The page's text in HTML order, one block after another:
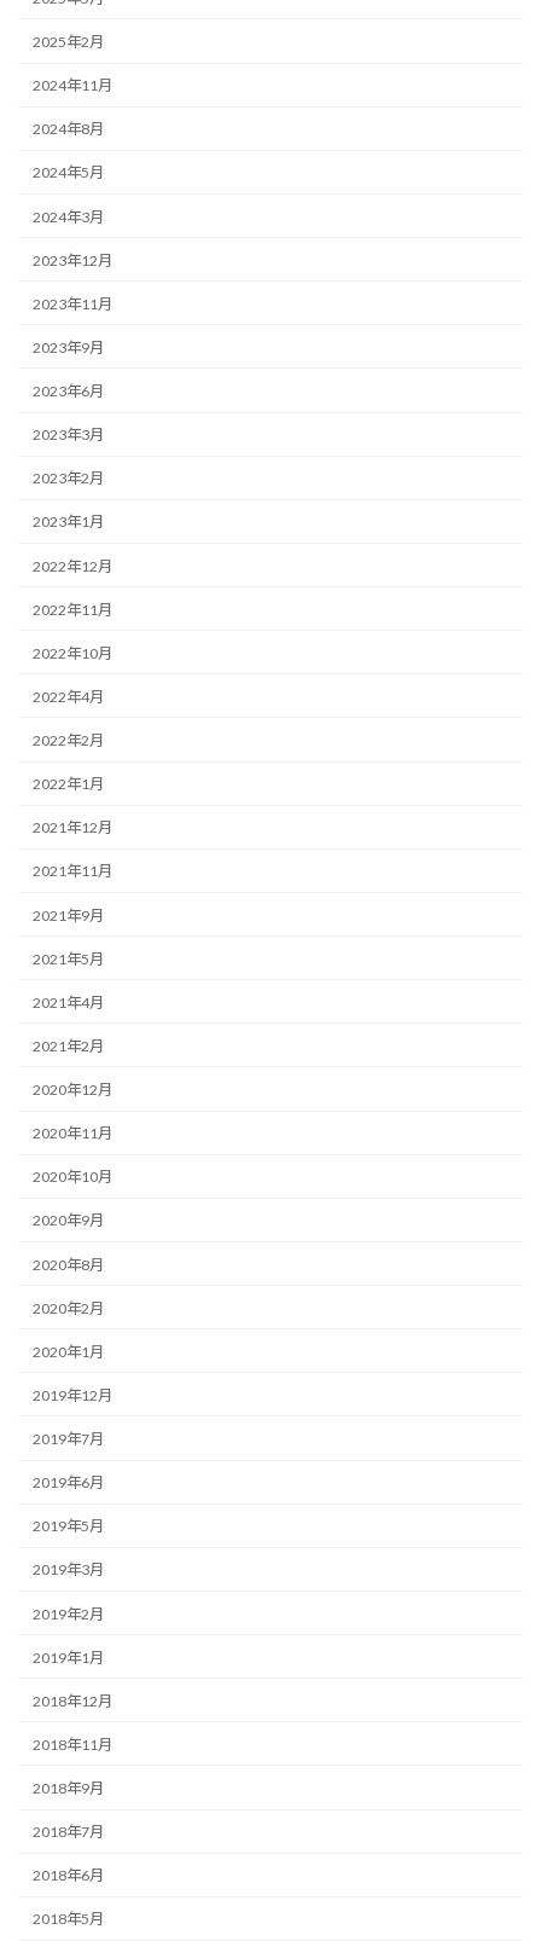
2025年2月
2024年11月
2024年8月
2024年5月
2024年3月
2023年12月
2023年11月
2023年9月
2023年6月
2023年3月
2023年2月
2023年1月
2022年12月
2022年11月
2022年10月
2022年4月
2022年2月
2022年1月
2021年12月
2021年11月
2021年9月
2021年5月
2021年4月
2021年2月
2020年12月
2020年11月
2020年10月
2020年9月
2020年8月
2020年2月
2020年1月
2019年12月
2019年7月
2019年6月
2019年5月
2019年3月
2019年2月
2019年1月
2018年12月
2018年11月
2018年9月
2018年7月
2018年6月
2018年5月